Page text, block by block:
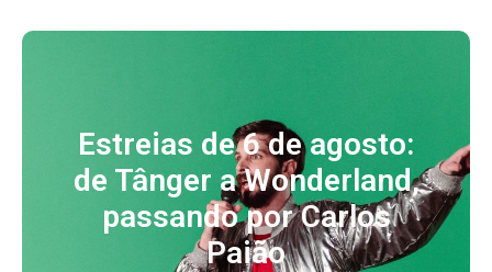
Estreias de 6 de agosto:
de Tânger a Wonderland,
passando por Carlos
Paião